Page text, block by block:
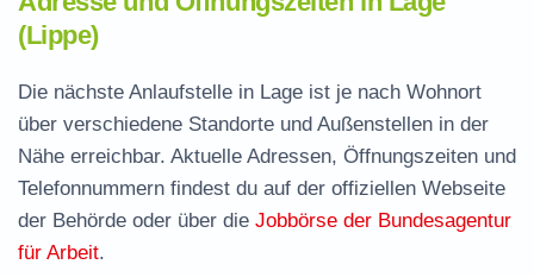
Leistungen der Arbeitsvermittlung in Lage
Termin vereinbaren und Bürgergeld beantragen
Jobcenter Lippe – zuständige Stelle
Stellenangebote und Jobbörse in Lage
Häufige Fragen rund ums Jobcenter
(Lippe)
Die nächste Anlaufstelle in Lage ist je nach Wohnort
über verschiedene Standorte und Außenstellen in der
Nähe erreichbar. Aktuelle Adressen, Öffnungszeiten und
Telefonnummern findest du auf der offiziellen Webseite
der Behörde oder über die Jobbörse der Bundesagentur
für Arbeit.